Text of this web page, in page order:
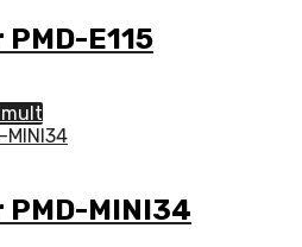
E115
MINI34